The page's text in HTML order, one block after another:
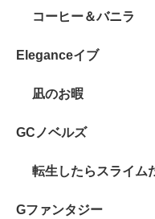
コーヒー＆バニラ
Eleganceイブ
凪のお暇
GCノベルズ
転生したらスライム
Gファンタジー